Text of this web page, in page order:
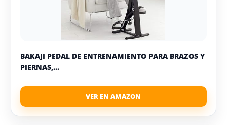
BAKAJI PEDAL DE ENTRENAMIENTO PARA BRAZOS Y
PIERNAS,...